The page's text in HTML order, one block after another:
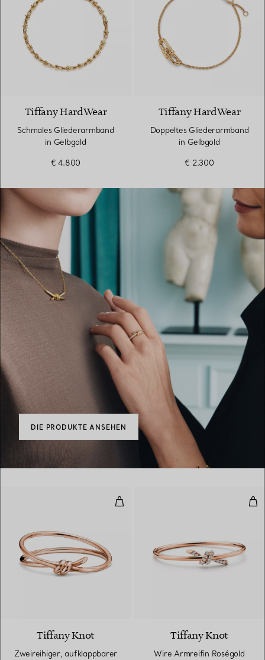
Tiffany HardWear
Schmales Gliederarmband
in Gelbgold
€ 4.800
Tiffany HardWear
Doppeltes Gliederarmband
in Gelbgold
€ 2.300
DIE PRODUKTE ANSEHEN
Zweireihiger, aufklappbarer
Tiffany Knot
Zweireihiger, aufklappbarer
Tiffany Knot
Wire Armreifin Roségold